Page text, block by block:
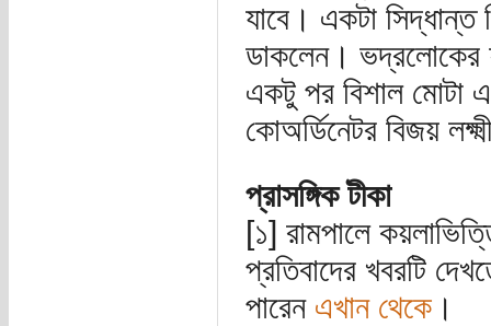
যাবে। একটা সিদ্ধান্ত
ডাকলেন।
একটু পর বিশাল মোটা
কোঅর্ডিনেটর বিজয়
প্রাসঙ্গিক টীকা
[১] রামপালে
প্রতিবাদের খবরটি
পারেন এখান থেকে।